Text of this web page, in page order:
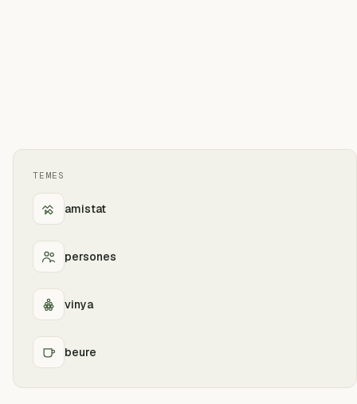
TEMES
amistat
persones
vinya
beure